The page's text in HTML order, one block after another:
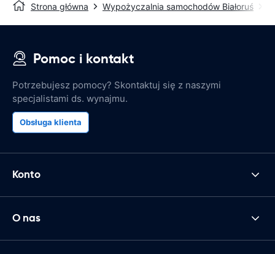
Strona główna Wypożyczalnia samochodów Białoruś
Pomoc i kontakt
Potrzebujesz pomocy? Skontaktuj się z naszymi
specjalistami ds. wynajmu.
Obsługa klienta
Konto
O nas